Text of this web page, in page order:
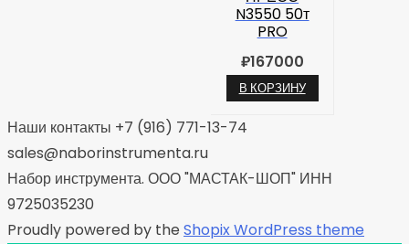
N3550 50т
PRO
₽167000
В КОРЗИНУ
Наши контакты +7 (916) 771-13-74
sales@naborinstrumenta.ru
Набор инструмента. ООО "МАСТАК-ШОП" ИНН
9725035230
Proudly powered by the Shopix WordPress theme